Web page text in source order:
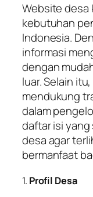
Website desa
kebutuhan
Indonesia.
informasi
dengan
luar. Selain
mendukung
dalam
daftar isi
desa agar
bermanfaat
1. Profil Desa